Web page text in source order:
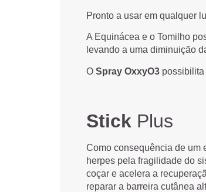
Pronto a usar em qualquer
A Equinácea e o Tomilho
levando a uma diminuição
O Spray OxxyO3 possibilita
Stick Plus
Como consequência de um
herpes pela fragilidade do
coçar e acelera a
reparar a barreira cutânea